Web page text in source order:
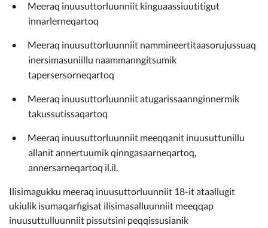
Kommunimi pilersaarut
Kommune pillugu
Meeraq inuusuttorluunniit kinguaassiuutitigut
innarlerneqartoq
Meeraq inuusuttorluunniit nammineertitaasorujussuaq
inersimasuniillu naammanngitsumik
tapersersorneqartoq
Meeraq inuusuttorluunniit atugarissaannginnermik
takussutissaqartoq
Meeraq inuusuttorluunniit meeqqanit inuusuttunillu
allanit annertuumik qinngasaarneqartoq,
annersarneqartoq il.il.
Ilisimagukku meeraq inuusuttorluunniit 18-it ataallugit
ukiulik isumaqarfigisat ilisimasalluunniit meeqqap
inuusuttulluunniit pissutsini peqqissusianik